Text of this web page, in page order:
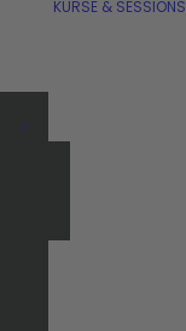
KURSE & SESSIONS